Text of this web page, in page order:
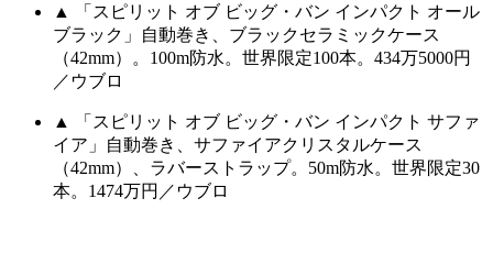
▲ 「スピリット オブ ビッグ・バン インパクト オール
ブラック」自動巻き、ブラックセラミックケース
（42mm）。100m防水。世界限定100本。434万5000円
／ウブロ
▲ 「スピリット オブ ビッグ・バン インパクト サファ
イア」自動巻き、サファイアクリスタルケース
（42mm）、ラバーストラップ。50m防水。世界限定30
本。1474万円／ウブロ